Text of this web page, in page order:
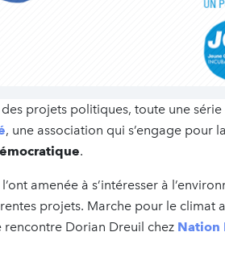
projets politiques, toute une série
, une association qui s’engage pour la
.
amenée à s’intéresser à
projets. Marche pour le climat
rencontre Dorian Dreuil chez Nation